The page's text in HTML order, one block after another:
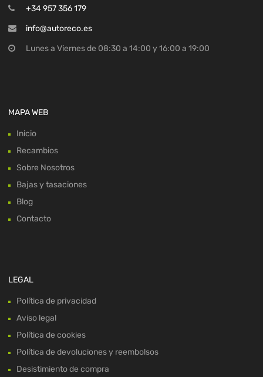
+34 957 356 179
info@autoreco.es
Lunes a Viernes de 08:30 a 14:00 y 16:00 a 19:00
MAPA WEB
Inicio
Recambios
Sobre Nosotros
Bajas y tasaciones
Blog
Contacto
LEGAL
Política de privacidad
Aviso legal
Política de cookies
Política de devoluciones y reembolsos
Desistimiento de compra